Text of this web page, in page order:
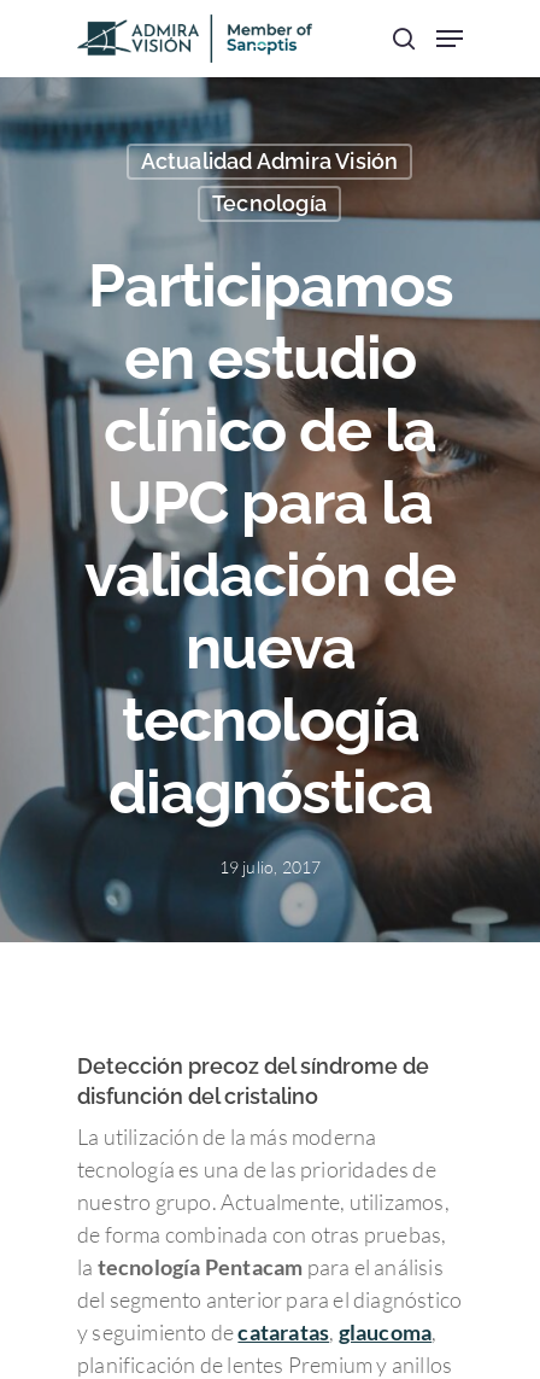
Hit enter to search or ESC to close
Actualidad Admira Visión
Tecnología
Participamos
en estudio
clínico de la
UPC para la
validación de
nueva
tecnología
diagnóstica
19 julio, 2017
Detección precoz del síndrome de
disfunción del cristalino
La utilización de la más moderna
tecnología es una de las prioridades de
nuestro grupo. Actualmente, utilizamos,
de forma combinada con otras pruebas,
la tecnología Pentacam para el análisis
del segmento anterior para el diagnóstico
y seguimiento decataratas, glaucoma,
planificación de lentes Premium y anillos